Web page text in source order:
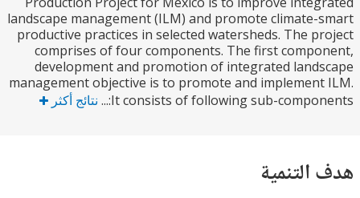
landscape management (ILM) and promote
productive practices in selected watersheds. The
comprises of four components. The first
development and promotion of integrated
management objective is to promote and
It consists of following sub-
نتائج أكثر